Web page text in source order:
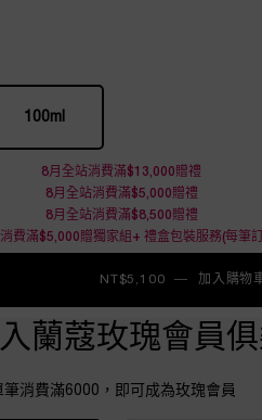
Selected
100ml
, 2 of 2
8月全站消費滿$13,000贈禮
8月全站消費滿$5,000贈禮
8月全站消費滿$8,500贈禮
費滿$5,000贈獨家組+ 禮盒包裝服務(每筆
NT$5,100 ― 加入購物
蘭蔻玫瑰會員
筆消費滿6000，即可成為玫瑰會員